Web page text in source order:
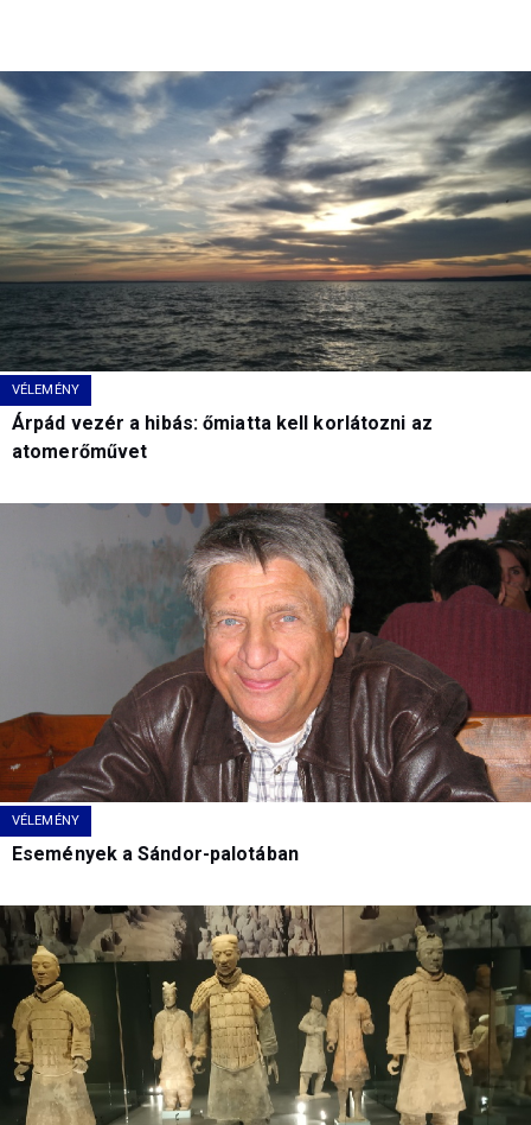
VÉLEMÉNY
Árpád vezér a hibás: őmiatta kell korlátozni az
atomerőművet
VÉLEMÉNY
Események a Sándor-palotában